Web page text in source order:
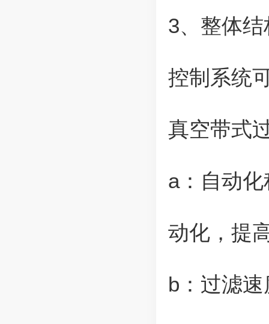
3、整体
控制系统
真空带式
a：自动
动化，提
b：过滤